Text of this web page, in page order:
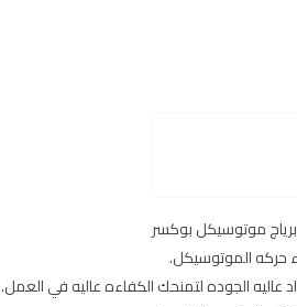
موتوسيكل بوكسر
حركه الموتوسيكل.
الجوده لتمنحك الكفاءه عاليه في العمل.